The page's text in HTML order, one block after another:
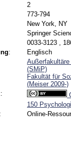
2
773-794
New York, NY
Springer
0033-3123 ,
:
Englisch
(SMiP)
Fakultät für
(Meiser 2009-)
:
150
: Online-